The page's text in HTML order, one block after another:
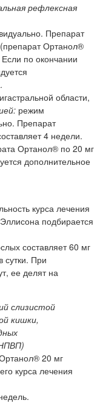
рефлексная
Препарат
Ортанол®
по окончании
области,
режим
Препарат
4 недели.
Ортанол® по 20 мг
дополнительное
курса лечения
подбирается
составляет 60 мг
сутки. При
ее делят на
слизистой
кишки,
20 мг
курса лечения